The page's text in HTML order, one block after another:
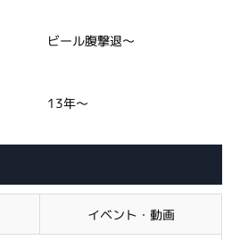
ビール腹撃退～
13年～
イベント・動画